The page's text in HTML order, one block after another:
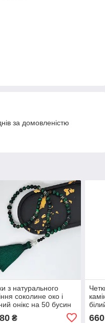
за домовленістю
з натурального
соколине око і
онікс на 50 бусин
₴ 660